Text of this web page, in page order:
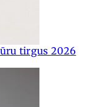
tirgus 2026